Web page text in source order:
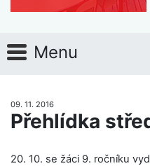
Menu
09. 11. 2016
Přehlídka
20. 10. se žáci 9. ročníku